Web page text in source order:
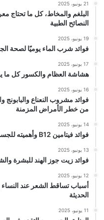
21 يونيو، 2025
البلغم والمخاط، كل ما تحتاج
النصائح الطبية
19 يونيو، 2025
فوائد شرب الماء يوميًا لصحة
17 يونيو، 2025
هشاشة العظام والكسور كل ما
16 يونيو، 2025
فوائد مشروب النعناع والبابونج
من خطر الأمراض المزمنة
14 يونيو، 2025
فوائد فيتامين B12 وأهميته للجسم والصحة العامة
13 يونيو، 2025
فوائد زيت جوز الهند للبشرة
12 يونيو، 2025
أسباب تساقط الشعر عند
الحديثة
11 يونيو، 2025